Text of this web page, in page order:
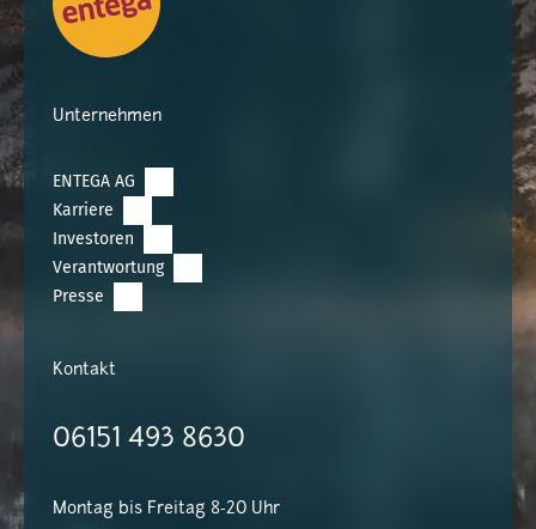
Unternehmen
ENTEGA AG
Karriere
Investoren
Verantwortung
Presse
Kontakt
06151 493 8630
Montag bis Freitag 8-20 Uhr